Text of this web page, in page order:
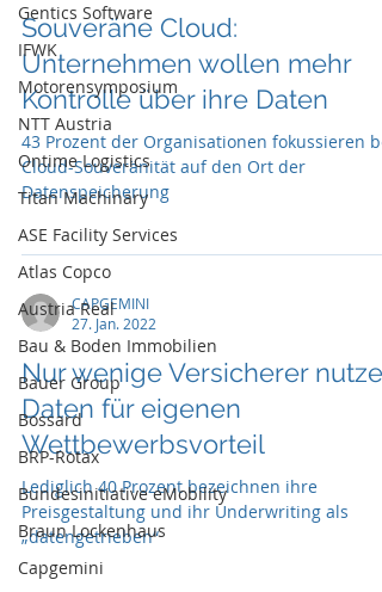
Gentics Software
IFWK
Motorensymposium
NTT Austria
Ontime Logistics
Titan Machinary
ASE Facility Services
Atlas Copco
Austria Real
Bau & Boden Immobilien
Bauer Group
Bossard
BRP-Rotax
Bundesinitiative eMobility
Braun Lockenhaus
Capgemini
Souveräne Cloud:
Unternehmen wollen mehr
Kontrolle über ihre Daten
43 Prozent der Organisationen fokussieren
Cloud-Souveränität auf den Ort der
Datenspeicherung
CAPGEMINI
27. Jan. 2022
Nur wenige Versicherer nutzen
Daten für eigenen
Wettbewerbsvorteil
Lediglich 40 Prozent bezeichnen ihre
Preisgestaltung und ihr Underwriting als
„datengetrieben“